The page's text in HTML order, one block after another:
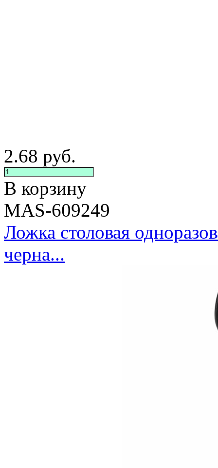
2.68 руб.
В корзину
MAS-609249
Ложка столовая
черна...